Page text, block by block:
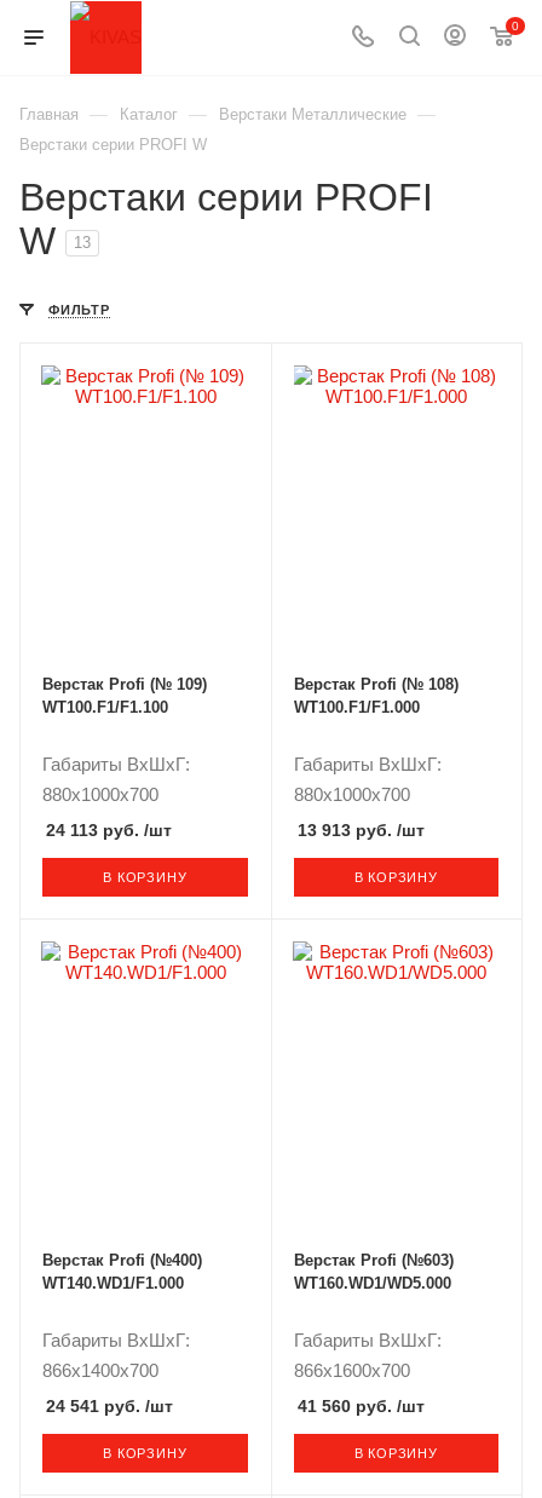
0
Главная — Каталог — Верстаки Металлические —
Верстаки серии PROFI W
Верстаки серии PROFI
W
13
ФИЛЬТР
Верстак Profi (№ 109)
WT100.F1/F1.100
Габариты ВxШxГ:
880x1000x700
24 113 руб. /шт
В КОРЗИНУ
Верстак Profi (№ 108)
WT100.F1/F1.000
Габариты ВxШxГ:
880x1000x700
13 913 руб. /шт
В КОРЗИНУ
Верстак Profi (№400)
WT140.WD1/F1.000
Габариты ВxШxГ:
866x1400x700
24 541 руб. /шт
В КОРЗИНУ
Верстак Profi (№603)
WT160.WD1/WD5.000
Габариты ВxШxГ:
866x1600x700
41 560 руб. /шт
В КОРЗИНУ